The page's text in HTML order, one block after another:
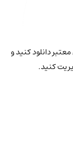
دانلود کنید و
کنید.